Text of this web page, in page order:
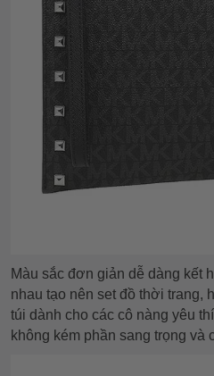
Màu sắc đơn giản dễ dàng kết
nhau tạo nên set đồ thời trang,
túi dành cho các cô nàng yêu
không kém phần sang trọng và